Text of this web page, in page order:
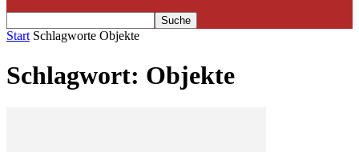
Start Schlagworte Objekte
Schlagwort: Objekte